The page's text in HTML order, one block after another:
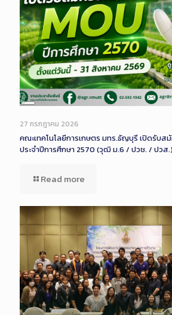
Long
Description
27 กรกฎาคม 2026
คณะเทคโนโลยีการเกษตร มทร.ธัญบุรี เปิดรับส
ประจำปีการศึกษา 2570 (วุฒิ ม.6 / ปวช. / ปวส.)
Read more